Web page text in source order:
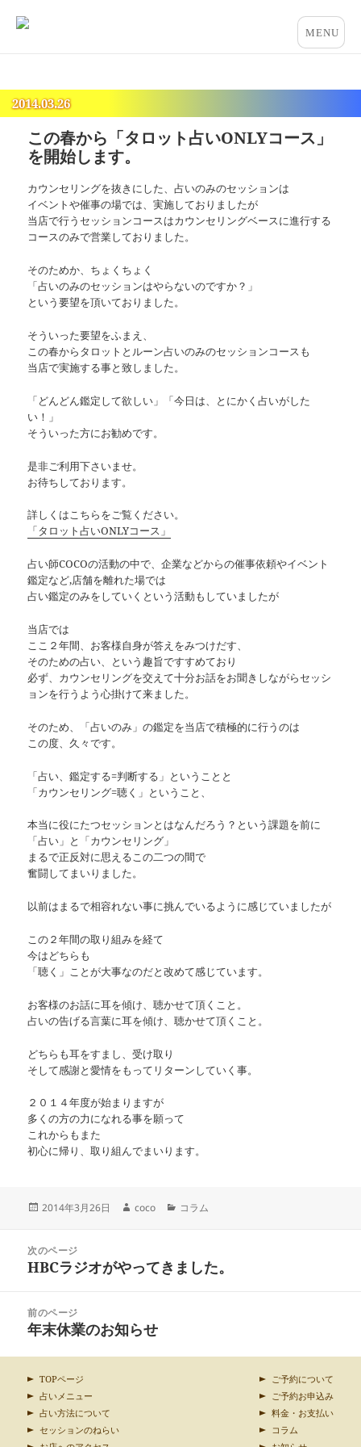
2014.03.26
この春から「タロット占いONLYコース」
を開始します。
カウンセリングを抜きにした、占いのみのセッションは
イベントや催事の場では、実施しておりましたが
当店で行うセッションコースはカウンセリングベースに進行する
コースのみで営業しておりました。
そのためか、ちょくちょく
「占いのみのセッションはやらないのですか？」
という要望を頂いておりました。
そういった要望をふまえ、
この春からタロットとルーン占いのみのセッションコースも
当店で実施する事と致しました。
「どんどん鑑定して欲しい」「今日は、とにかく占いがした
い！」
そういった方にお勧めです。
是非ご利用下さいませ。
お待ちしております。
詳しくはこちらをご覧ください。
「タロット占いONLYコース」
占い師COCOの活動の中で、企業などからの催事依頼やイベント
鑑定など,店舗を離れた場では
占い鑑定のみをしていくという活動もしていましたが
当店では
ここ２年間、お客様自身が答えをみつけだす、
そのための占い、という趣旨ですすめており
必ず、カウンセリングを交えて十分お話をお聞きしながらセッシ
ョンを行うよう心掛けて来ました。
そのため、「占いのみ」の鑑定を当店で積極的に行うのは
この度、久々です。
「占い、鑑定する=判断する」ということと
「カウンセリング=聴く」ということ、
本当に役にたつセッションとはなんだろう？という課題を前に
「占い」と「カウンセリング」
まるで正反対に思えるこの二つの間で
奮闘してまいりました。
以前はまるで相容れない事に挑んでいるように感じていましたが
この２年間の取り組みを経て
今はどちらも
「聴く」ことが大事なのだと改めて感じています。
お客様のお話に耳を傾け、聴かせて頂くこと。
占いの告げる言葉に耳を傾け、聴かせて頂くこと。
どちらも耳をすまし、受け取り
そして感謝と愛情をもってリターンしていく事。
２０１４年度が始まりますが
多くの方の力になれる事を願って
これからもまた
初心に帰り、取り組んでまいります。
投
2014年3月26日
作
coco
カ
ー
コラム
次のページ
前
稿:
HBCラジオがやってきました。
前のページ
次
投
稿:
年末休業のお知らせ
TOPページ
占いメニュー
占い方法について
セッションのねらい
ご予約について
ご予約お申込み
料金・お支払い
コラム